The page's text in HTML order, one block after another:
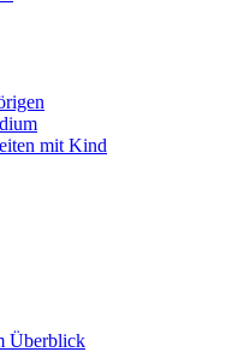
mit Kind
Überblick